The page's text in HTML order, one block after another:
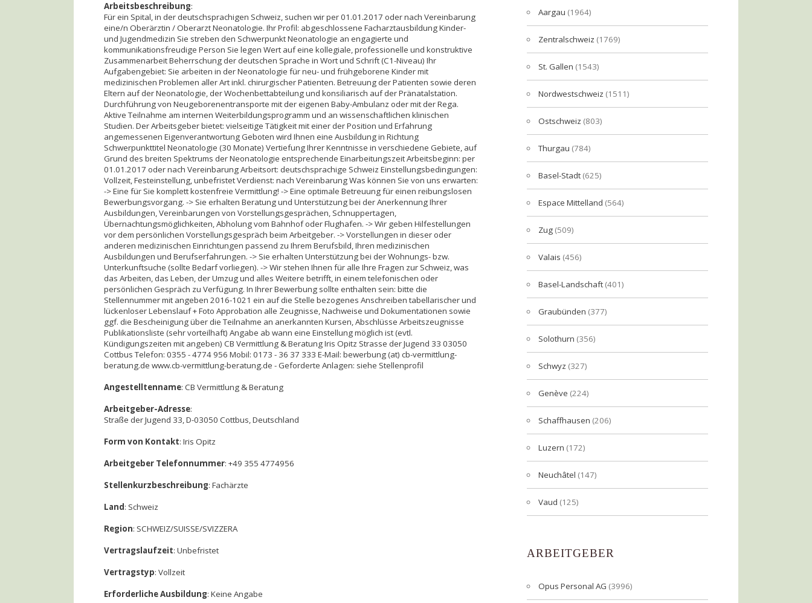
Arbeitsbeschreibung:
Für ein Spital, in der deutschsprachigen Schweiz, suchen wir per 01.01.2017 oder nach Vereinbarung
eine/n Oberärztin / Oberarzt Neonatologie. Ihr Profil: abgeschlossene Facharztausbildung Kinder-
und Jugendmedizin Sie streben den Schwerpunkt Neonatologie an engagierte und
kommunikationsfreudige Person Sie legen Wert auf eine kollegiale, professionelle und konstruktive
Zusammenarbeit Beherrschung der deutschen Sprache in Wort und Schrift (C1-Niveau) Ihr
Aufgabengebiet: Sie arbeiten in der Neonatologie für neu- und frühgeborene Kinder mit
medizinischen Problemen aller Art inkl. chirurgischer Patienten. Betreuung der Patienten sowie deren
Eltern auf der Neonatologie, der Wochenbettabteilung und konsiliarisch auf der Pränatalstation.
Durchführung von Neugeborenentransporte mit der eigenen Baby-Ambulanz oder mit der Rega.
Aktive Teilnahme am internen Weiterbildungsprogramm und an wissenschaftlichen klinischen
Studien. Der Arbeitsgeber bietet: vielseitige Tätigkeit mit einer der Position und Erfahrung
angemessenen Eigenverantwortung Geboten wird Ihnen eine Ausbildung in Richtung
Schwerpunkttitel Neonatologie (30 Monate) Vertiefung Ihrer Kenntnisse in verschiedene Gebiete, auf
Grund des breiten Spektrums der Neonatologie entsprechende Einarbeitungszeit Arbeitsbeginn: per
01.01.2017 oder nach Vereinbarung Arbeitsort: deutschsprachige Schweiz Einstellungsbedingungen:
Vollzeit, Festeinstellung, unbefristet Verdienst: nach Vereinbarung Was können Sie von uns erwarten:
-> Eine für Sie komplett kostenfreie Vermittlung! -> Eine optimale Betreuung für einen reibungslosen
Bewerbungsvorgang. -> Sie erhalten Beratung und Unterstützung bei der Anerkennung Ihrer
Ausbildungen, Vereinbarungen von Vorstellungsgesprächen, Schnuppertagen,
Übernachtungsmöglichkeiten, Abholung vom Bahnhof oder Flughafen. -> Wir geben Hilfestellungen
vor dem persönlichen Vorstellungsgespräch beim Arbeitgeber. -> Vorstellungen in dieser oder
anderen medizinischen Einrichtungen passend zu Ihrem Berufsbild, Ihren medizinischen
Ausbildungen und Berufserfahrungen. -> Sie erhalten Unterstützung bei der Wohnungs- bzw.
Unterkunftsuche (sollte Bedarf vorliegen). -> Wir stehen Ihnen für alle Ihre Fragen zur Schweiz, was
das Arbeiten, das Leben, der Umzug und alles Weitere betrifft, in einem telefonischen oder
persönlichen Gespräch zu Verfügung. In Ihrer Bewerbung sollte enthalten sein: bitte die
Stellennummer mit angeben 2016-1021 ein auf die Stelle bezogenes Anschreiben tabellarischer und
lückenloser Lebenslauf + Foto Approbation alle Zeugnisse, Nachweise und Dokumentationen sowie
ggf. die Bescheinigung über die Teilnahme an anerkannten Kursen, Abschlüsse Arbeitszeugnisse
Publikationsliste (sehr vorteilhaft) Angabe ab wann eine Einstellung möglich ist (evtl.
Kündigungszeiten mit angeben) CB Vermittlung & Beratung Iris Opitz Strasse der Jugend 33 03050
Cottbus Telefon: 0355 - 4774 956 Mobil: 0173 - 36 37 333 E-Mail: bewerbung (at) cb-vermittlung-
beratung.de www.cb-vermittlung-beratung.de - Geforderte Anlagen: siehe Stellenprofil
Angestelltenname: CB Vermittlung & Beratung
Arbeitgeber-Adresse:
Straße der Jugend 33, D-03050 Cottbus, Deutschland
Form von Kontakt: Iris Opitz
Arbeitgeber Telefonnummer: +49 355 4774956
Stellenkurzbeschreibung: Fachärzte
Land: Schweiz
Region: SCHWEIZ/SUISSE/SVIZZERA
Vertragslaufzeit: Unbefristet
Vertragstyp: Vollzeit
Erforderliche Ausbildung: Keine Angabe
Aargau (1964)
Zentralschweiz (1769)
St. Gallen (1543)
Nordwestschweiz (1511)
Ostschweiz (803)
Thurgau (784)
Basel-Stadt (625)
Espace Mittelland (564)
Zug (509)
Valais (456)
Basel-Landschaft (401)
Graubünden (377)
Solothurn (356)
Schwyz (327)
Genève (224)
Schaffhausen (206)
Luzern (172)
Neuchâtel (147)
Vaud (125)
ARBEITGEBER
Opus Personal AG (3996)